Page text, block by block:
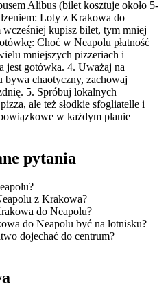
Alibus (bilet kosztuje około 5-
Loty z Krakowa do
kupisz bilet, tym mniej
Choć w Neapolu płatność
mniejszych pizzeriach i
jest gotówka. 4. Uważaj na
chaotyczny, zachowaj
5. Spróbuj lokalnych
ale też słodkie sfogliatelle i
w każdym planie
pytania
z Krakowa?
do Neapolu?
do Neapolu być na lotnisku?
dojechać do centrum?